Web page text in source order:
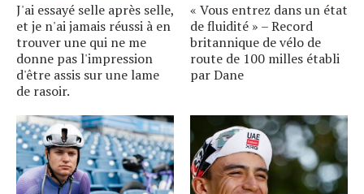
J'ai essayé selle après selle,
et je n'ai jamais réussi à en
trouver une qui ne me
donne pas l'impression
d'être assis sur une lame
de rasoir.
« Vous entrez dans un état
de fluidité » – Record
britannique de vélo de
route de 100 milles établi
par Dane